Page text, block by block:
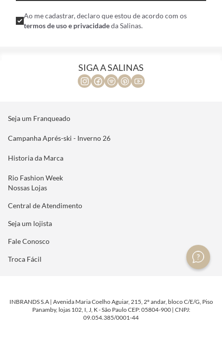
Ao me cadastrar, declaro que estou de acordo com os
termos de uso e privacidadeda Salinas.
SIGA A SALINAS
Seja um Franqueado
Campanha Aprés-ski - Inverno 26
Historia da Marca
Rio Fashion Week
Nossas Lojas
Central de Atendimento
Seja um lojista
Fale Conosco
Troca Fácil
INBRANDS S.A | Avenida Maria Coelho Aguiar, 215, 2º andar, bloco C/E/G, Piso
Panamby, lojas 102, I, J, K - São Paulo CEP: 05804-900 | CNPJ:
09.054.385/0001-44